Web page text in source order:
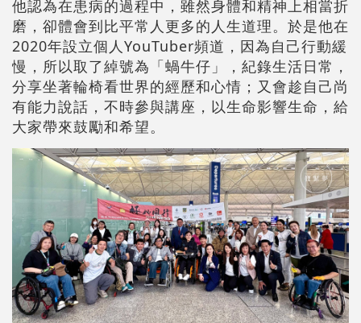
他認為在患病的過程中，雖然身體和精神上相當折
磨，卻體會到比平常人更多的人生道理。於是他在
2020年設立個人YouTuber頻道，因為自己行動緩
慢，所以取了綽號為「蝸牛仔」，紀錄生活日常，
分享坐著輪椅看世界的經歷和心情；又會趁自己尚
有能力說話，不時參與講座，以生命影響生命，給
大家帶來鼓勵和希望。